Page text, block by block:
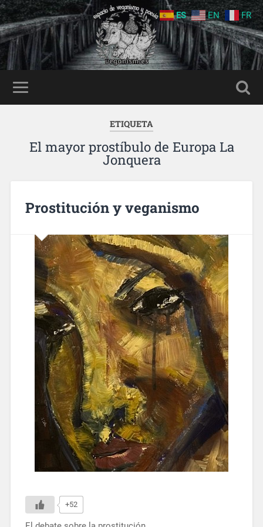
ETIQUETA
El mayor prostíbulo de Europa La
Jonquera
Prostitución y veganismo
+52
ES EN FR